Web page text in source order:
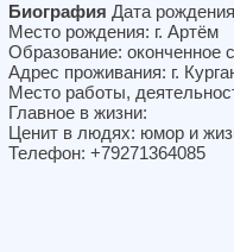
Биография Дата
Место рождения: г. Артём
Образование:
Адрес проживания: г.
Место работы,
Главное в жизни:
Ценит в людях: юмор и
Телефон: +79271364085